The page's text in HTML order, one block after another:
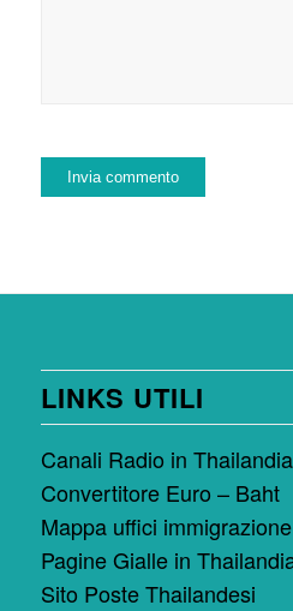
LINKS UTILI
Canali Radio in Thailandia
Convertitore Euro – Baht
Mappa uffici immigrazione
Pagine Gialle in
Sito Poste Thailandesi